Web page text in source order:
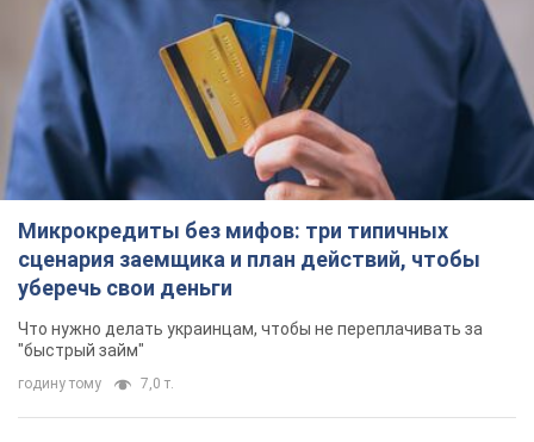
Микрокредиты без мифов: три типичных
сценария заемщика и план действий, чтобы
уберечь свои деньги
Что нужно делать украинцам, чтобы не переплачивать за
"быстрый займ"
годину тому 7,0 т.